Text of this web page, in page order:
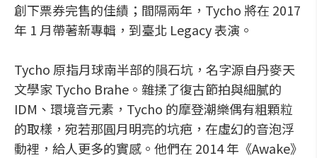
創下票券完售的佳績；間隔兩年，Tycho 將在 2017
年 1 月帶著新專輯，到臺北 Legacy 表演。
Tycho 原指月球南半部的隕石坑，名字源自丹麥天
文學家 Tycho Brahe。雜揉了復古節拍與細膩的
IDM、環境音元素，Tycho 的摩登潮樂偶有粗顆粒
的取樣，宛若那圓月明亮的坑疤，在虛幻的音泡浮
動裡，給人更多的實感。他們在 2014 年《Awake》